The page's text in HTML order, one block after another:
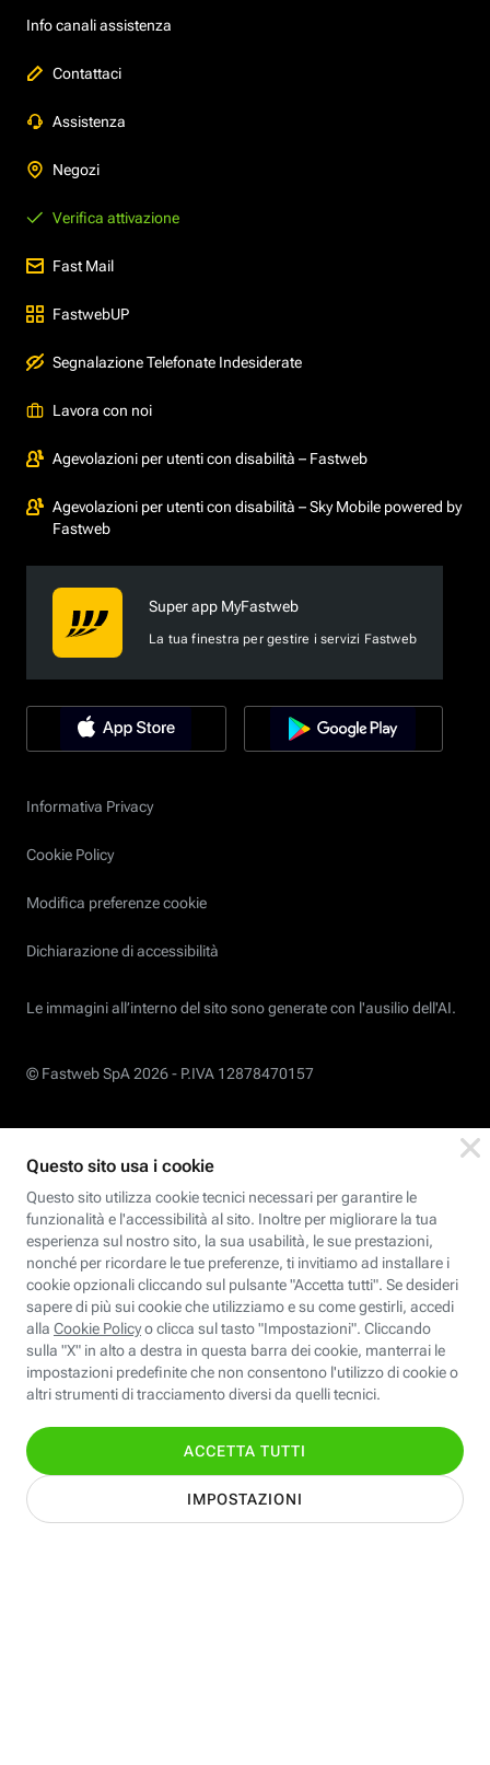
Info canali assistenza
Contattaci
Assistenza
Negozi
Verifica attivazione
Fast Mail
FastwebUP
Segnalazione Telefonate Indesiderate
Lavora con noi
Agevolazioni per utenti con disabilità – Fastweb
Agevolazioni per utenti con disabilità – Sky Mobile powered by
Fastweb
Super app MyFastweb
La tua finestra per gestire i servizi Fastweb
Informativa Privacy
Cookie Policy
Modifica preferenze cookie
Dichiarazione di accessibilità
Le immagini all’interno del sito sono generate con l'ausilio dell'AI.
© Fastweb SpA 2026 - P.IVA 12878470157